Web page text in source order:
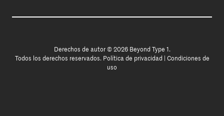
Derechos de autor © 2026 Beyond Type 1.
Todos los derechos reservados. Política de privacidad
Condiciones de
uso